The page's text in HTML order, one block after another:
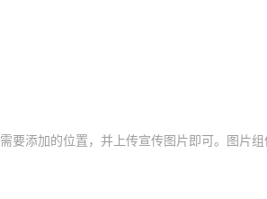
要添加的位置，并上传宣传图片即可。图片